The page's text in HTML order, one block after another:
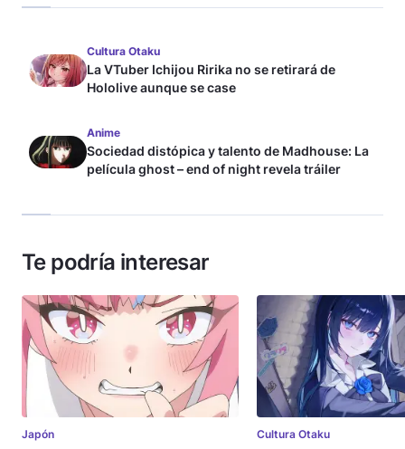
Cultura Otaku
La VTuber Ichijou Ririka no se retirará de
Hololive aunque se case
Anime
Sociedad distópica y talento de Madhouse: La
película ghost – end of night revela tráiler
Te podría interesar
Japón Cultura Otaku